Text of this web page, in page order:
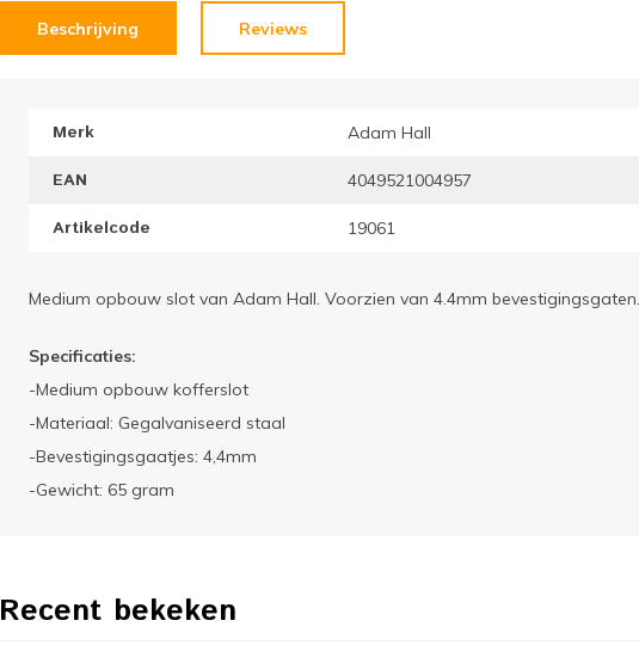
Beschrijving Reviews
Merk Adam Hall
EAN 4049521004957
Artikelcode 19061
Medium opbouw slot van Adam Hall. Voorzien van 4.4mm bevestigingsgaten.
Specificaties:
-Medium opbouw kofferslot
-Materiaal: Gegalvaniseerd staal
-Bevestigingsgaatjes: 4,4mm
-Gewicht: 65 gram
Recent bekeken